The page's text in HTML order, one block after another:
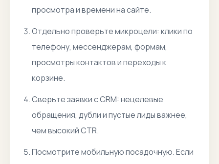
просмотра и времени на сайте.
Отдельно проверьте микроцели: клики по
телефону, мессенджерам, формам,
просмотры контактов и переходы к
корзине.
Сверьте заявки с CRM: нецелевые
обращения, дубли и пустые лиды важнее,
чем высокий CTR.
Посмотрите мобильную посадочную. Если